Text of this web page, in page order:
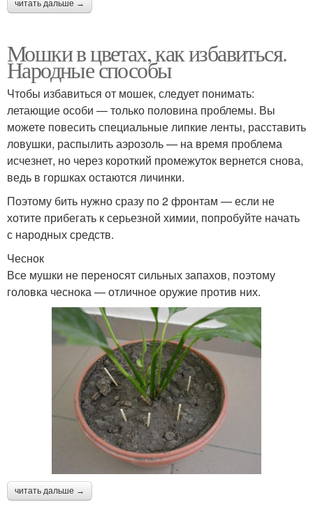
читать дальше →
Мошки в цветах, как избавиться.
Народные способы
Чтобы избавиться от мошек, следует понимать:
летающие особи — только половина проблемы. Вы
можете повесить специальные липкие ленты, расставить
ловушки, распылить аэрозоль — на время проблема
исчезнет, но через короткий промежуток вернется снова,
ведь в горшках остаются личинки.
Поэтому бить нужно сразу по 2 фронтам — если не
хотите прибегать к серьезной химии, попробуйте начать
с народных средств.
Чеснок
Все мушки не переносят сильных запахов, поэтому
головка чеснока — отличное оружие против них.
читать дальше →